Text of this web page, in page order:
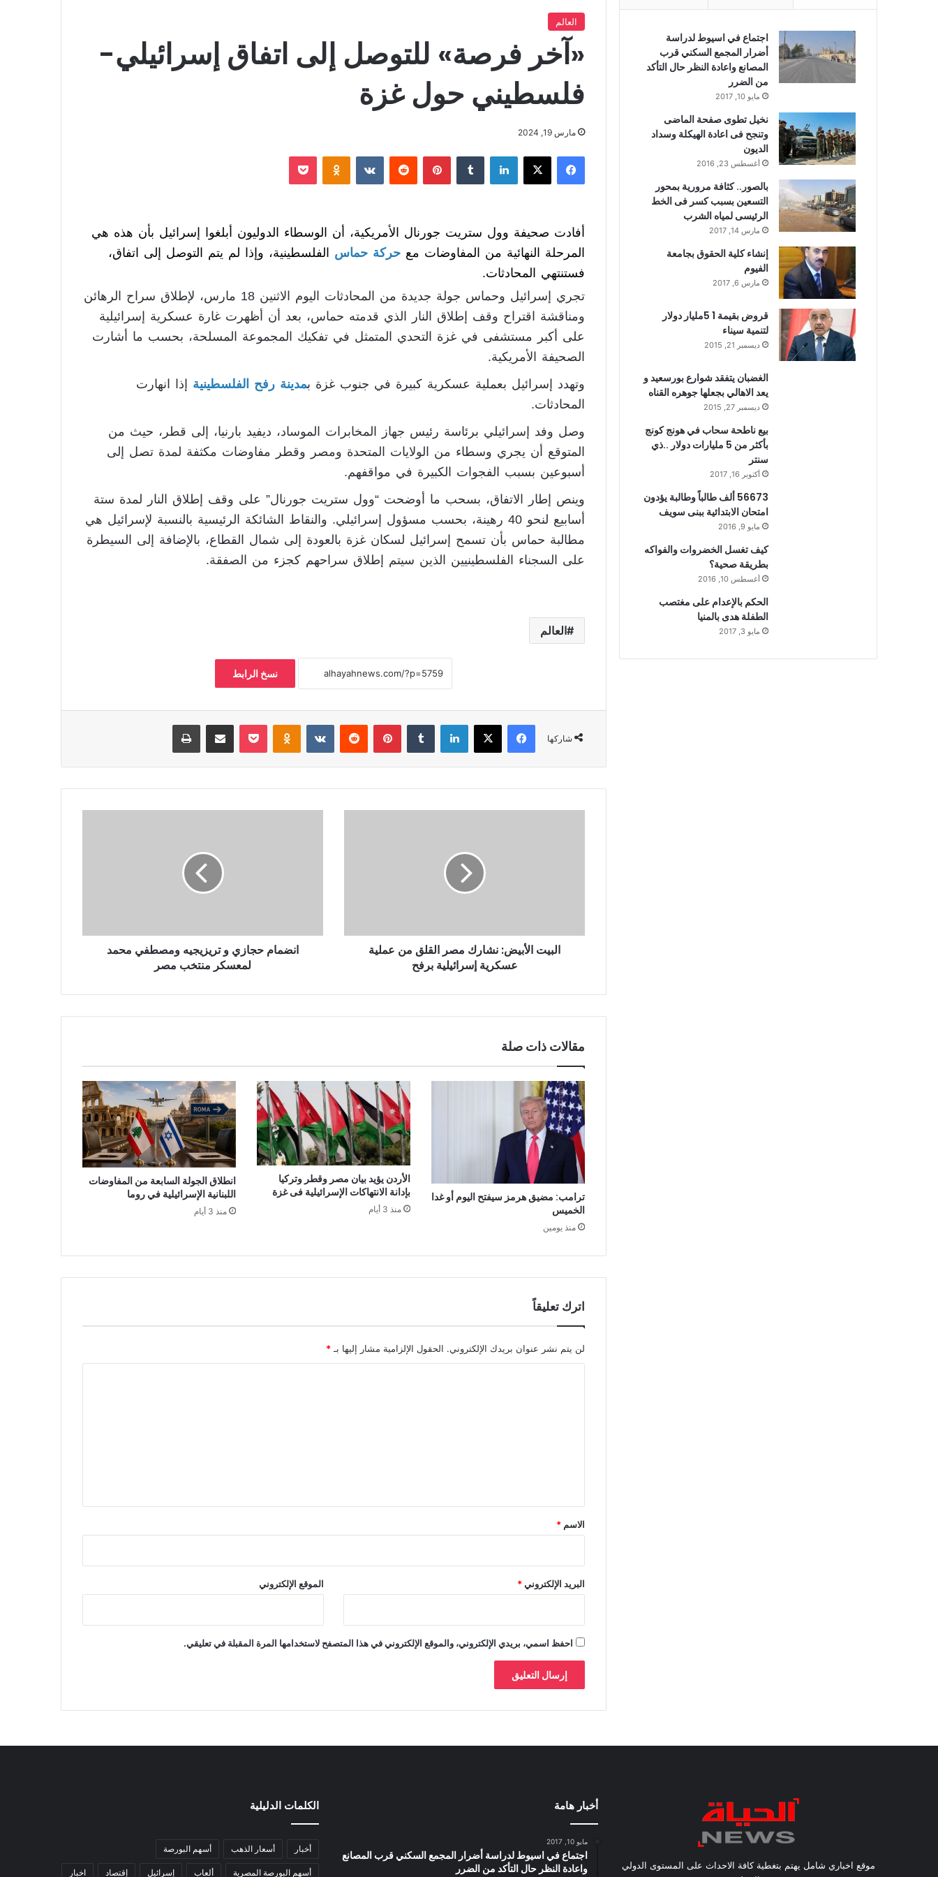
العالم
«آخر فرصة» للتوصل إلى اتفاق إسرائيلي-
فلسطيني حول غزة
مارس 19, 2024
فيسبوك لينكدإن بينتيريست
أفادت صحيفة وول ستريت جورنال الأمريكية، أن الوسطاء الدوليون أبلغوا إسرائيل بأن هذه هي
المرحلة النهائية من المفاوضات مع حركة حماس
الفلسطينية، وإذا لم يتم التوصل إلى اتفاق،
فستنتهي المحادثات.
تجري إسرائيل وحماس جولة جديدة من المحادثات اليوم الاثنين 18 مارس، لإطلاق سراح الرهائن
ومناقشة اقتراح وقف إطلاق النار الذي قدمته حماس، بعد أن أظهرت غارة عسكرية إسرائيلية
على أكبر مستشفى في غزة التحدي المتمثل في تفكيك المجموعة المسلحة، بحسب ما أشارت
الصحيفة الأمريكية.
وتهدد إسرائيل بعملية عسكرية كبيرة في جنوب غزة بمدينة رفح الفلسطينية
إذا انهارت
المحادثات.
وصل وفد إسرائيلي برئاسة رئيس جهاز المخابرات الموساد، ديفيد بارنيا، إلى قطر، حيث من
المتوقع أن يجري وسطاء من الولايات المتحدة ومصر وقطر مفاوضات مكثفة لمدة تصل إلى
أسبوعين بسبب الفجوات الكبيرة في مواقفهم.
وينص إطار الاتفاق، بسحب ما أوضحت “وول ستريت جورنال” على وقف إطلاق النار لمدة ستة
أسابيع لنحو 40 رهينة، بحسب مسؤول إسرائيلي. والنقاط الشائكة الرئيسية بالنسبة لإسرائيل هي
مطالبة حماس بأن تسمح إسرائيل لسكان غزة بالعودة إلى شمال القطاع، بالإضافة إلى السيطرة
على السجناء الفلسطينيين الذين سيتم إطلاق سراحهم كجزء من الصفقة.
العالم
نسخ الرابط
شاركها
فيسبوك لينكدإن بينتيريست بوكيت
البيت الأبيض: نشارك مصر القلق من عملية
عسكرية إسرائيلية برفح
انضمام حجازي و تريزيجيه ومصطفي محمد
لمعسكر منتخب مصر
مقالات ذات صلة
ترامب: مضيق هرمز سيفتح اليوم أو غدا
الخميس
منذ يومين
الأردن يؤيد بيان مصر وقطر وتركيا
بإدانة الانتهاكات الإسرائيلية فى غزة
منذ 3 أيام
انطلاق الجولة السابعة من المفاوضات
اللبنانية الإسرائيلية في روما
منذ 3 أيام
اترك تعليقاً
لن يتم نشر عنوان بريدك الإلكتروني. الحقول الإلزامية مشار إليها بـ *
*
الاسم *
البريد الإلكتروني* الموقع الإلكتروني
احفظ اسمي، بريدي الإلكتروني، والموقع الإلكتروني في هذا المتصفح لاستخدامها المرة المقبلة في تعليقي.
اجتماع في اسيوط لدراسة
أضرار المجمع السكني قرب
المصانع واعادة النظر حال التأكد
من الضرر
مايو 10, 2017
نخيل تطوى صفحة الماضى
وتنجح فى اعادة الهيكلة وسداد
الديون
أغسطس 23, 2016
بالصور.. كثافة مرورية بمحور
التسعين بسبب كسر فى الخط
الرئيسى لمياه الشرب
مارس 14, 2017
إنشاء كلية الحقوق بجامعة
الفيوم
مارس 6, 2017
قروض بقيمة 1 5مليار دولار
لتنمية سيناء
ديسمبر 21, 2015
الغضبان يتفقد شوارع بورسعيد و
يعد الاهالي بجعلها جوهره القناه
ديسمبر 27, 2015
بيع ناطحة سحاب في هونج كونج
بأكثر من 5 مليارات دولار ..ذي
سنتر
أكتوبر 16, 2017
56673 ألف طالباً وطالبة يؤدون
امتحان الابتدائية ببنى سويف
مايو 9, 2016
كيف تغسل الخضروات والفواكه
بطريقة صحية؟
أغسطس 10, 2016
الحكم بالإعدام على مغتصب
الطفلة هدى بالمنيا
مايو 3, 2017
موقع اخباري شامل يهتم بتغطية كافة الاحداث على المستوى الدولي
أخبار هامة
مايو 10, 2017
اجتماع في اسيوط لدراسة أضرار المجمع السكني قرب المصانع
واعادة النظر حال التأكد من الضرر
الكلمات الدليلية
أخبار أسعار الذهب أسهم البورصة
أسهم البورصة المصرية ألعاب إسرائيل إقتصاد اخبار